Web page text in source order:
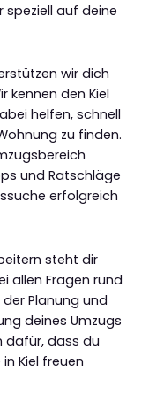
speziell auf deine
wir dich
kennen den Kiel
helfen, schnell
zu finden.
und Ratschläge
erfolgreich
steht dir
allen Fragen rund
Planung und
deines Umzugs
dafür, dass du
Kiel freuen